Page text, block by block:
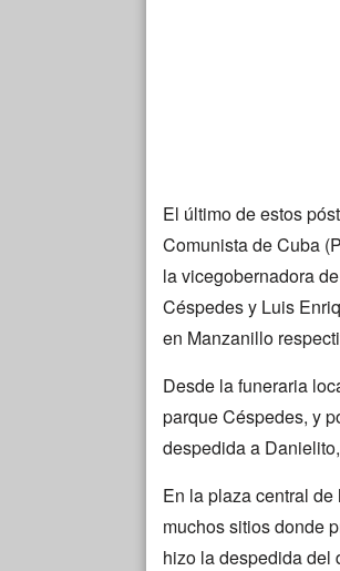
El último de estos
Comunista de Cuba
la vicegobernadora
Céspedes y Luis
en Manzanillo
Desde la funeraria
parque Céspedes, y
despedida a
En la plaza central
muchos sitios donde
hizo la despedida del